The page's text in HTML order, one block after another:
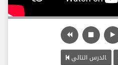
الدرس التالي